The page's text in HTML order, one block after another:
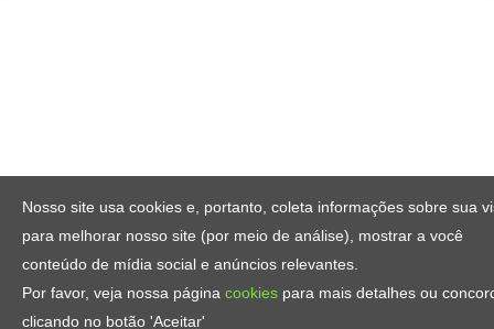
Nosso site usa cookies e, portanto, coleta informações sobre sua
para melhorar nosso site (por meio de análise), mostrar a você
conteúdo de mídia social e anúncios relevantes.
Por favor, veja nossa página cookies para mais detalhes ou
clicando no botão 'Aceitar'